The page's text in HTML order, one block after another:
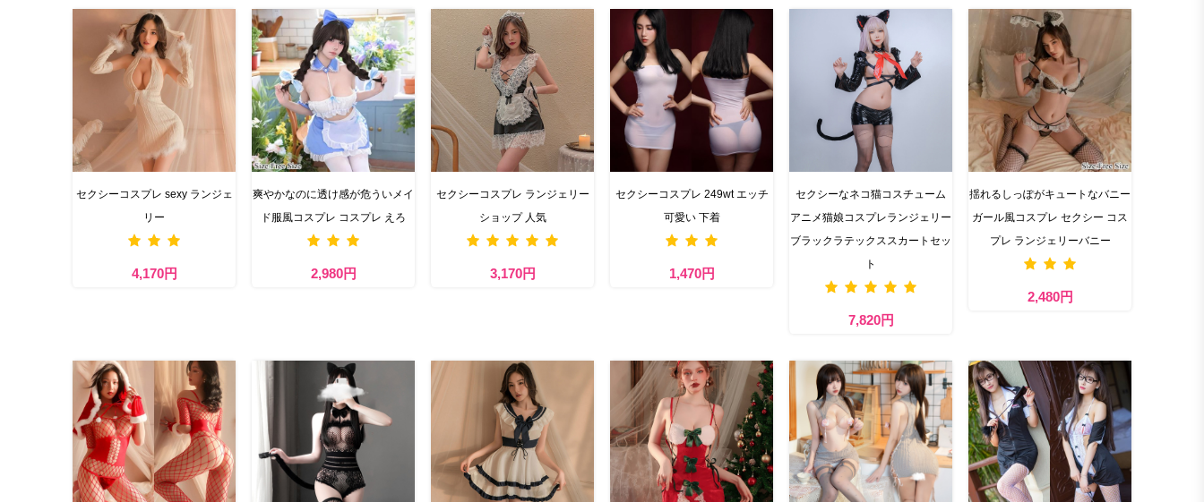
セクシーコスプレ sexy ランジェ
リー
4,170円
爽やかなのに透け感が危ういメイ
ド服風コスプレ コスプレ えろ
2,980円
セクシーコスプレ ランジェリー
ショップ 人気
3,170円
セクシーコスプレ 249wt エッチ
可愛い 下着
1,470円
セクシーなネコ猫コスチューム
アニメ猫娘コスプレランジェリー
ブラックラテックススカートセッ
ト
7,820円
揺れるしっぽがキュートなバニー
ガール風コスプレ セクシー コス
プレ ランジェリーバニー
2,480円